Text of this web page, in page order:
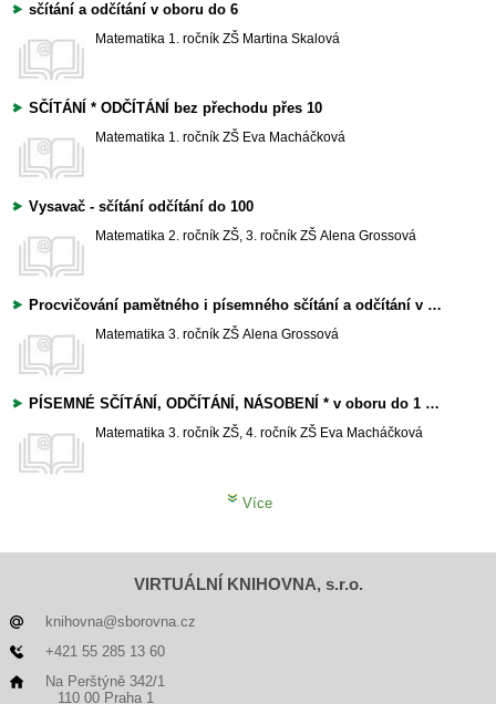
sčítání a odčítání v oboru do 6
Matematika 1. ročník ZŠ Martina Skalová
SČÍTÁNÍ * ODČÍTÁNÍ bez přechodu přes 10
Matematika 1. ročník ZŠ Eva Macháčková
Vysavač - sčítání odčítání do 100
Matematika 2. ročník ZŠ, 3. ročník ZŠ Alena Grossová
Procvičování pamětného i písemného sčítání a odčítání v oboru do 1000
Matematika 3. ročník ZŠ Alena Grossová
PÍSEMNÉ SČÍTÁNÍ, ODČÍTÁNÍ, NÁSOBENÍ * v oboru do 1 000
Matematika 3. ročník ZŠ, 4. ročník ZŠ Eva Macháčková
Více
VIRTUÁLNÍ KNIHOVNA, s.r.o.
knihovna@sborovna.cz
+421 55 285 13 60
Na Perštýně 342/1
110 00 Praha 1